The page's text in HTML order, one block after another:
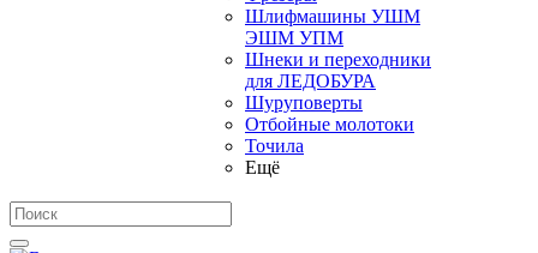
Шлифмашины УШМ
ЭШМ УПМ
Шнеки и переходники
для ЛЕДОБУРА
Шуруповерты
Отбойные молотоки
Точила
Ещё